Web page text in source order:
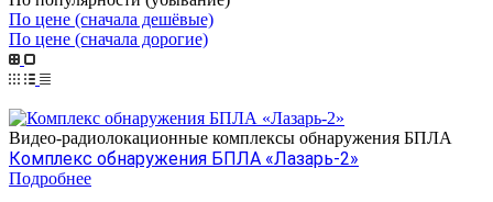
По цене (сначала дешёвые)
По цене (сначала дорогие)
Видео-радиолокационные комплексы обнаружения БПЛА
Комплекс обнаружения БПЛА «Лазарь-2»
Подробнее